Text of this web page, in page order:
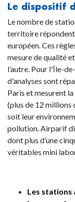
Le dispositif
Le nombre de
territoire répondent
européen. Ces
mesure de qualité
l’autre. Pour l'Île-
d'analyses sont
Paris et mesurent
(plus de 12 millions
soit leur
pollution. Airparif
dont plus d’une
véritables mini
Les stations